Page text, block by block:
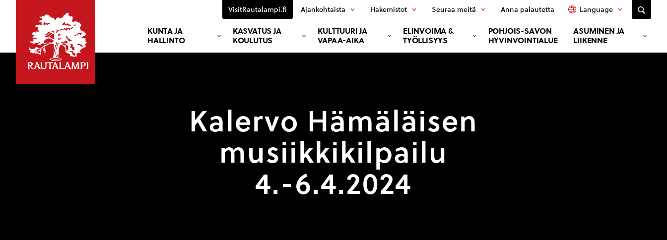
KUNTA JA
HALLINTO
KASVATUS JA
KOULUTUS
KULTTUURI JA
VAPAA-AIKA
ELINVOIMA &
TYÖLLISYYS
POHJOIS-SAVON
HYVINVOINTIALUE
ASUMINEN JA
LIIKENNE
VisitRautalampi.fi Ajankohtaista Hakemistot Seuraa meitä Anna palautetta Language
Kalervo Hämäläisen
musiikkikilpailu
4.-6.4.2024